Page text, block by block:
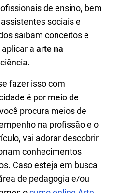
de ensino, bem
sociais e
saibam conceitos e
a arte na
fazer isso com
é por meio de
procura meios de
na profissão e o
vai adorar descobrir
conhecimentos
Caso esteja em busca
de pedagogia e/ou